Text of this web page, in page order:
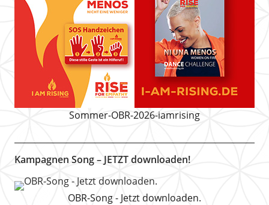
Sommer-OBR-2026-iamrising
Kampagnen Song – JETZT downloaden!
OBR-Song - Jetzt downloaden.